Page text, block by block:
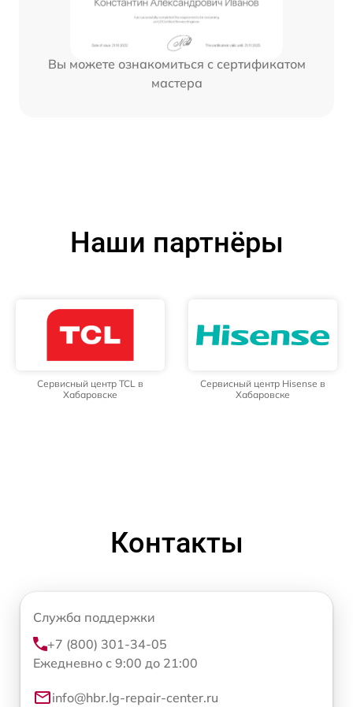
Вы можете ознакомиться с сертификатом
мастера
Наши партнёры
Сервисный центр TCL в
Хабаровске
Сервисный центр Hisense в
Хабаровске
Контакты
Служба поддержки
+7 (800) 301-34-05
Ежедневно с 9:00 до 21:00
info@hbr.lg-repair-center.ru